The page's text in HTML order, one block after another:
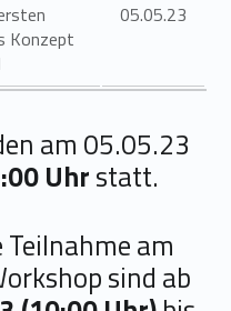
Konzept
05.05.23
am 05.05.23
Uhrstatt.
am
sind ab